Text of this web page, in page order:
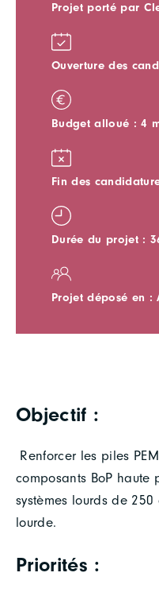
Projet porté par
Ouverture des
Budget alloué : 4
Fin des
Durée du projet :
Projet déposé en
Objectif :
Renforcer les piles
composants BoP haute
systèmes lourds de
lourde.
Priorités :